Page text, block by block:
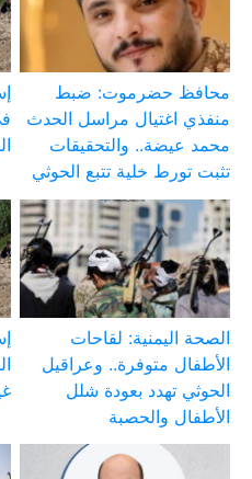
محافظ حضرموت: ضبط
منفذي اغتيال مراسل الحدث
محمد عيضة.. والتحقيقات
تثبت تورط خلية تتبع الحوثي
الصحة اليمنية: لقاحات
الأطفال متوفرة.. وعراقيل
الحوثي تهدد بعودة شلل
الأطفال والحصبة